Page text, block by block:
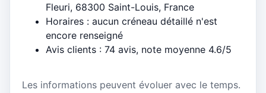
Fleuri, 68300 Saint-Louis, France
Horaires : aucun créneau détaillé n'est
encore renseigné
Avis clients : 74 avis, note moyenne 4.6/5
Les informations peuvent évoluer avec le temps.